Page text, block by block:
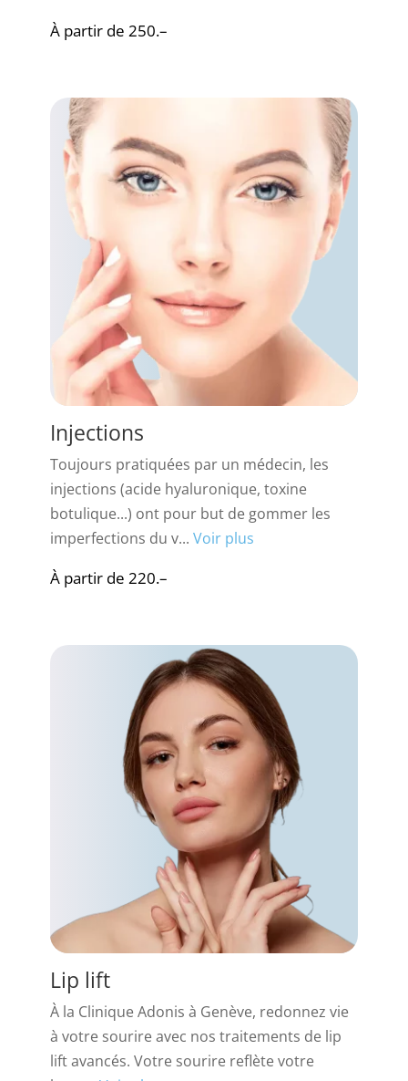
À partir de 250.–
Injections
Toujours pratiquées par un médecin, les
injections (acide hyaluronique, toxine
botulique...) ont pour but de gommer les
imperfections du v... Voir plus
À partir de 220.–
Lip lift
À la Clinique Adonis à Genève, redonnez vie
à votre sourire avec nos traitements de lip
lift avancés. Votre sourire reflète votre